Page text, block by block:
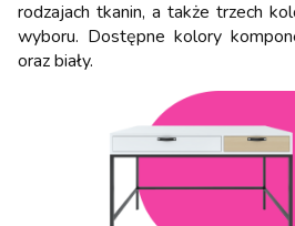
rodzajach tkanin, a także trzech
wyboru. Dostępne kolory
oraz biały.